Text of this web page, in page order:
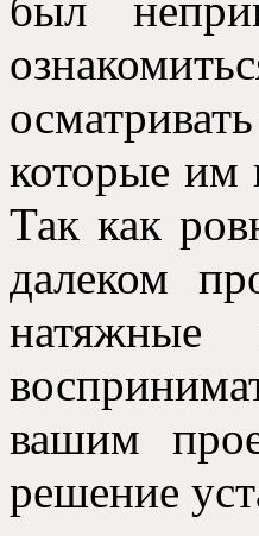
которые им
Так как
далеком
вашим
решение